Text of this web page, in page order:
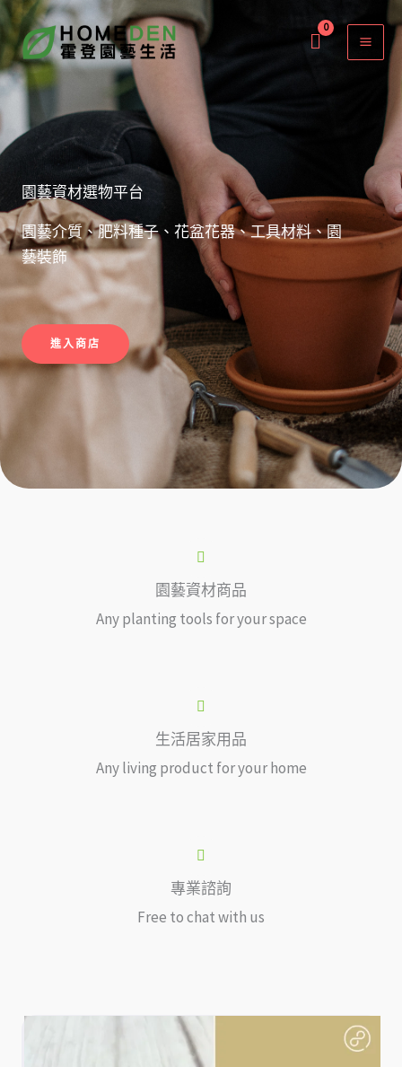
跳
至
主
要
內
容
園藝資材選物平台
園藝介質、肥料種子、花盆花器、工具材料、園
藝裝飾
進入商店
園藝資材商品
Any planting tools for your space
生活居家用品
Any living product for your home
專業諮詢
Free to chat with us